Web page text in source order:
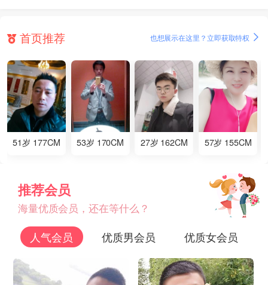
首页推荐 也想展示在这里？立即获取特权
51岁 177CM 53岁 170CM 27岁 162CM 57岁 155CM
推荐会员
海量优质会员，还在等什么？
人气会员 优质男会员 优质女会员